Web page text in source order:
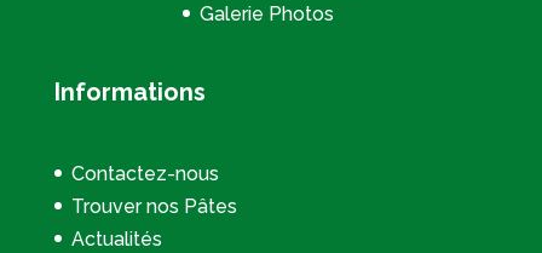
Galerie Photos
Informations
Contactez-nous
Trouver nos Pâtes
Actualités